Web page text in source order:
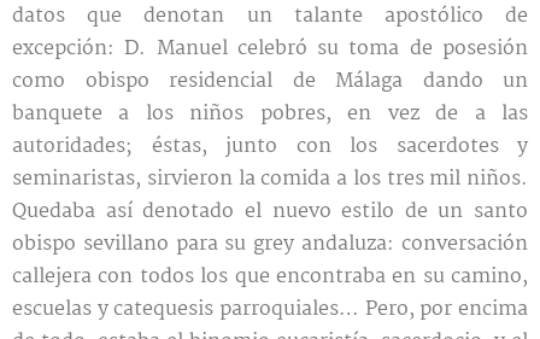
datos que denotan un talante apostólico de
excepción: D. Manuel celebró su toma de posesión
como obispo residencial de Málaga dando un
banquete a los niños pobres, en vez de a las
autoridades; éstas, junto con los sacerdotes y
seminaristas, sirvieron la comida a los tres mil niños.
Quedaba así denotado el nuevo estilo de un santo
obispo sevillano para su grey andaluza: conversación
callejera con todos los que encontraba en su camino,
escuelas y catequesis parroquiales… Pero, por encima